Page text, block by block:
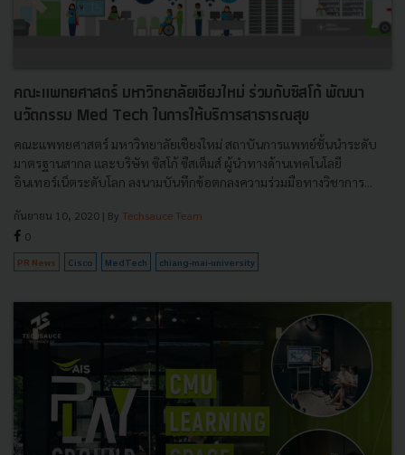
คณะแพทยศาสตร์ มหาวิทยาลัยเชียงใหม่ ร่วมกับซิสโก้ พัฒนา
นวัตกรรม Med Tech ในการให้บริการสาธารณสุข
คณะแพทยศาสตร์ มหาวิทยาลัยเชียงใหม่ สถาบันการแพทย์ชั้นนำระดับ
มาตรฐานสากล และบริษัท ซิสโก้ ซีสเต็มส์ ผู้นำทางด้านเทคโนโลยี
อินเทอร์เน็ตระดับโลก ลงนามบันทึกข้อตกลงความร่วมมือทางวิชาการ...
กันยายน 10, 2020 | By Techsauce Team
0
PR News Cisco MedTech chiang-mai-university